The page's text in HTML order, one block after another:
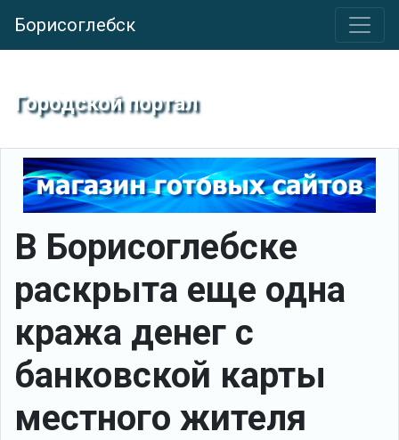
Борисоглебск
Городской портал
В Борисоглебске
раскрыта еще одна
кража денег с
банковской карты
местного жителя